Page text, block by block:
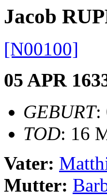
Jacob
[N00100]
05 APR
GEBURT:
TOD: 16
Vater:
Mutter: